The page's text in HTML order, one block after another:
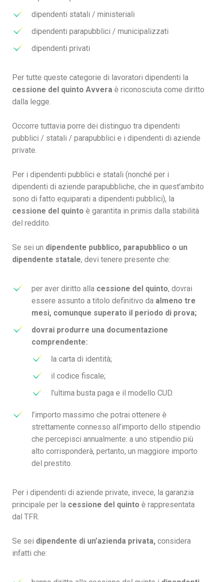
dipendenti statali / ministeriali
dipendenti parapubblici / municipalizzati
dipendenti privati
Per tutte queste categorie di lavoratori dipendenti la
cessione del quinto Avvera è riconosciuta come diritto
dalla legge.
Occorre tuttavia porre dei distinguo tra dipendenti
pubblici / statali / parapubblici e i dipendenti di aziende
private.
Per i dipendenti pubblici e statali (nonché per i
dipendenti di aziende parapubbliche, che in quest’ambito
sono di fatto equiparati a dipendenti pubblici), la
cessione del quinto è garantita in primis dalla stabilità
del reddito.
Se sei un dipendente pubblico, parapubblico o un
dipendente statale, devi tenere presente che:
per aver diritto alla cessione del quinto, dovrai
essere assunto a titolo definitivo da almeno tre
mesi, comunque superato il periodo di prova;
dovrai produrre una documentazione
comprendente:
la carta di identità;
il codice fiscale;
l’ultima busta paga e il modello CUD.
l’importo massimo che potrai ottenere è
strettamente connesso all’importo dello stipendio
che percepisci annualmente: a uno stipendio più
alto corrisponderà, pertanto, un maggiore importo
del prestito.
Per i dipendenti di aziende private, invece, la garanzia
principale per la cessione del quinto è rappresentata
dal TFR.
Se sei dipendente di un’azienda privata, considera
infatti che: